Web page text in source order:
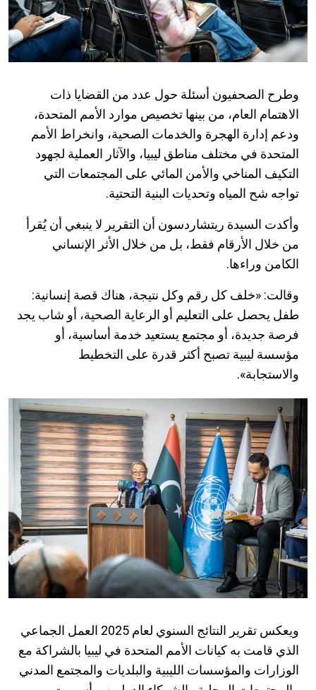
وطرح الصحفيون أسئلة حول عدد من القضايا ذات
الاهتمام العام، من بينها تخصيص موارد الأمم المتحدة،
ودعم إدارة الهجرة والخدمات الصحية، وانخراط الأمم
المتحدة في مختلف مناطق ليبيا، والآثار العملية لجهود
التكيف المناخي والأمن المائي على المجتمعات التي
تواجه شح المياه وتحديات البنية التحتية.
وأكدت السيدة ريتشاردسون أن التقرير لا ينبغي أن يُقرأ
من خلال الأرقام فقط، بل من خلال الأثر الإنساني
الكامن وراءها.
وقالت: «خلف كل رقم وكل نتيجة، هناك قصة إنسانية:
طفل يحصل على التعليم أو الرعاية الصحية، أو شاب يجد
فرصة جديدة، أو مجتمع يستعيد خدمة أساسية، أو
مؤسسة ليبية تصبح أكثر قدرة على التخطيط
والاستجابة».
ويعكس تقرير النتائج السنوي لعام 2025 العمل الجماعي
الذي قامت به كيانات الأمم المتحدة في ليبيا بالشراكة مع
الوزارات والمؤسسات الليبية والبلديات والمجتمع المدني